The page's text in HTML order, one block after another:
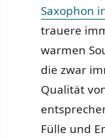
Saxophon
trauere
warmen
die zwar
Qualität
Fülle und